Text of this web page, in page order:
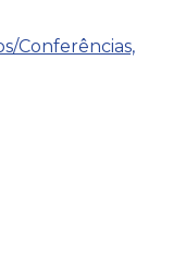
Conferências,